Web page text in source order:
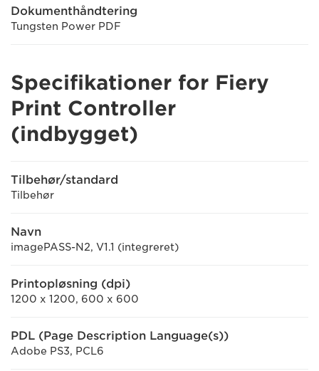
Dokumenthåndtering
Tungsten Power PDF
Specifikationer for Fiery
Print Controller
(indbygget)
Tilbehør/standard
Tilbehør
Navn
imagePASS-N2, V1.1 (integreret)
Printopløsning (dpi)
1200 x 1200, 600 x 600
PDL (Page Description Language(s))
Adobe PS3, PCL6